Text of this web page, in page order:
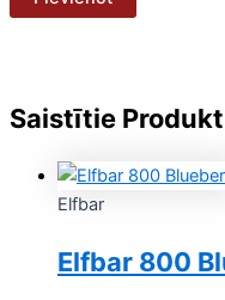
Saistītie
Elfbar
Elfbar 800